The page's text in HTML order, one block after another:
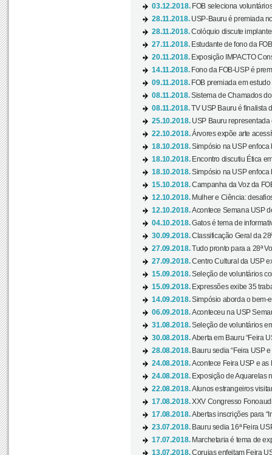
03.12.2018. FOB seleciona
28.11.2018. USP-Bauru é premiada
28.11.2018.Colóquio discute
27.11.2018. Estudante de fono da
20.11.2018. Exposição IMPACTO
14.11.2018. Fono da FOB-USP é
09.11.2018. FOB premiada em estudo
08.11.2018.Sistema de Chamados
08.11.2018.TV USP Bauru é finalista
25.10.2018. USP Bauru representada
22.10.2018.Árvores expõe arte
18.10.2018.Simpósio na USP enfoca
18.10.2018. Encontro discutiu Ética
18.10.2018.Simpósio na USP enfoca
15.10.2018.Campanha da Voz da
12.10.2018. Mulher e Ciência:
12.10.2018.Acontece Semana USP
04.10.2018.Gatos é tema de
30.09.2018.Classificação Geral da
27.09.2018.Tudo pronto para a 28ª
27.09.2018.Centro Cultural da USP
15.09.2018.Seleção de voluntários
15.09.2018. Expressões exibe 35
14.09.2018.Simpósio aborda o bem-
06.09.2018.Aconteceu na USP
31.08.2018.Seleção de voluntários
30.08.2018.Aberta em Bauru “Feira
28.08.2018. Bauru sedia “Feira USP
24.08.2018.Acontece Feira USP e as
24.08.2018. Exposição de Aquarelas
22.08.2018.Alunos estrangeiros
17.08.2018.XXV Congresso
17.08.2018.Abertas inscrições para
23.07.2018. Bauru sedia 16ª Feira
17.07.2018. Marchetaria é tema de
13.07.2018.Corujas enfeitam Feira